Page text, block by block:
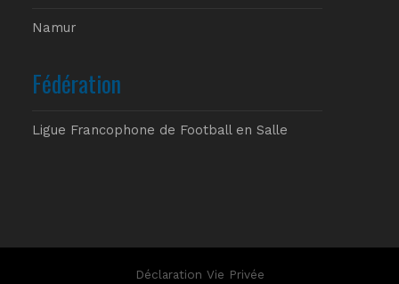
Namur
Fédération
Ligue Francophone de Football en Salle
Déclaration Vie Privée